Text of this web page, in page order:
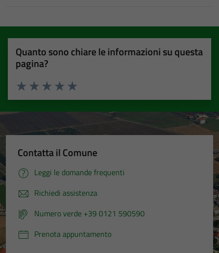
Quanto sono chiare le informazioni su questa
pagina?
Valuta 5 stelle su 5
Valuta 4 stelle su 5
Valuta 3 stelle su 5
Valuta 2 stelle su 5
Valuta 1 stelle su 5
Contatta il Comune
Leggi le domande frequenti
Richiedi assistenza
Numero verde +39 0121 590590
Prenota appuntamento